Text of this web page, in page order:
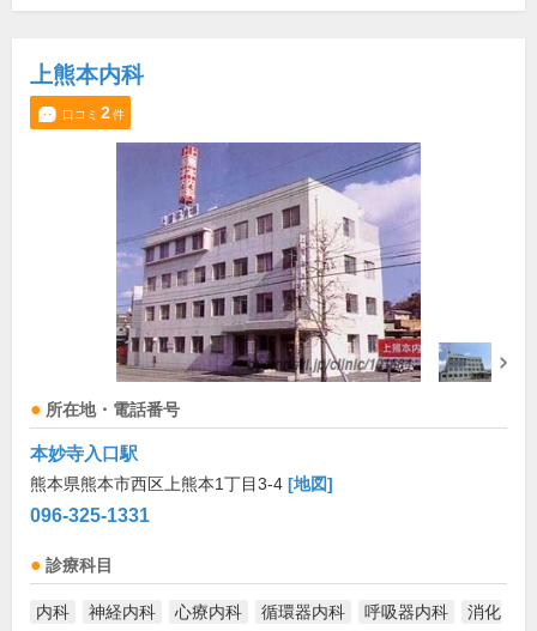
上熊本内科
口コミ 2件
所在地・電話番号
本妙寺入口駅
熊本県熊本市西区上熊本1丁目3-4 [地図]
096-325-1331
診療科目
内科 神経内科 心療内科 循環器内科 呼吸器内科 消化